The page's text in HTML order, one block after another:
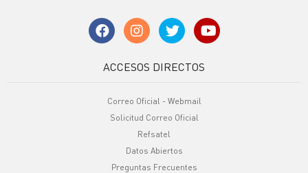
ACCESOS DIRECTOS
Correo Oficial - Webmail
Solicitud Correo Oficial
Refsatel
Datos Abiertos
Preguntas Frecuentes